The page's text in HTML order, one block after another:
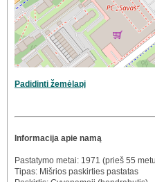
Padidinti žemėlapį
Informacija apie namą
Pastatymo metai: 1971 (prieš 55
Tipas: Mišrios paskirties pastatas